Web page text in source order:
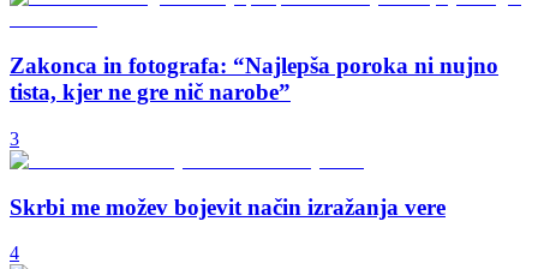
Zakonca in fotografa: “Najlepša poroka ni nujno
tista, kjer ne gre nič narobe”
3
Skrbi me možev bojevit način izražanja vere
4